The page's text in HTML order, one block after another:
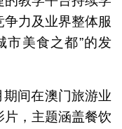
力及业界整体服
市美食之都”的发
间在澳门旅游业
，主题涵盖餐饮